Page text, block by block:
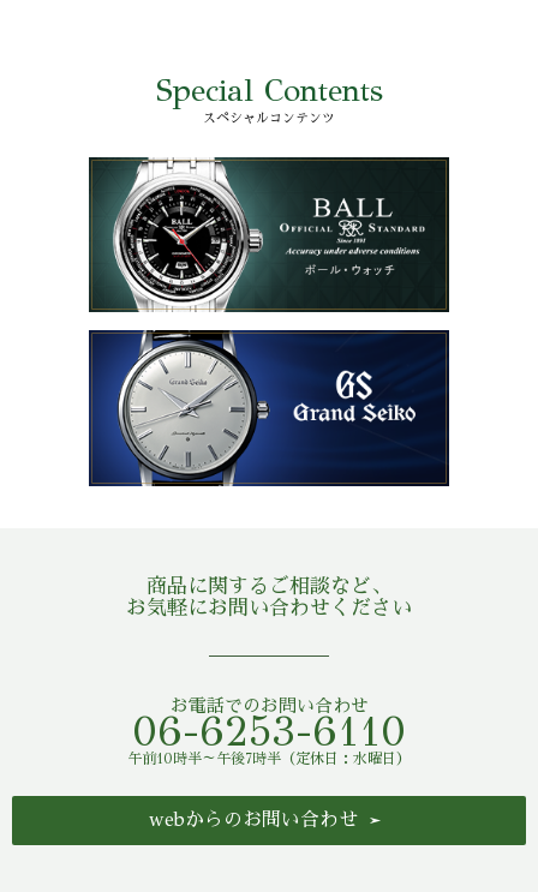
Special Contents
スペシャルコンテンツ
商品に関するご相談など、
お気軽にお問い合わせください
お電話でのお問い合わせ
06-6253-6110
午前10時半～午後7時半（定休日：水曜日）
webからのお問い合わせ